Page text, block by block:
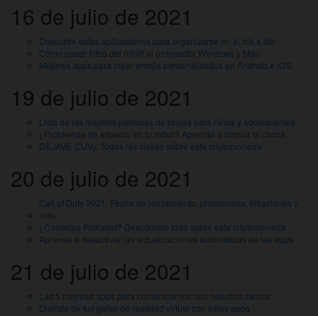
16 de julio de 2021
Descubre estas aplicaciones para organizarse en el día a día
Cómo pasar fotos del móvil al ordenador Windows y Mac
Mejores apps para crear emojis personalizados en Android e iOS
19 de julio de 2021
Lista de las mejores películas de brujas para niños y adolescentes
¿Problemas de espacio en tu móvil? Aprende a limpiar la caché
DEJAVE (DJV): Todas las claves sobre esta criptomoneda
20 de julio de 2021
Call of Duty 2021: Fecha de lanzamiento, plataformas, filtraciones y
más
¿Conocías Polkadot? Descúbrelo todo sobre esta criptomoneda
Aprende a desactivar las actualizaciones automáticas de las apps
21 de julio de 2021
Las 5 mejores apps para comunicarnos con nuestros perros
Disfruta de tus gafas de realidad virtual con estas apps